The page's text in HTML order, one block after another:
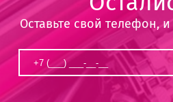
Оставьте свой телефон,